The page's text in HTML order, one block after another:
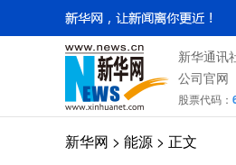
新华通讯
公司官网
股票代码：
新华网 > 能源 > 正文